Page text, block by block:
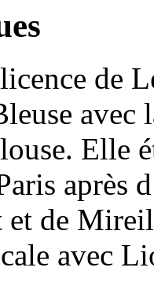
de
Elle
après
de
avec